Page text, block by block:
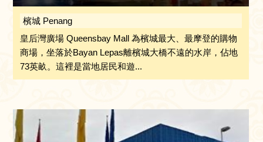
檳城 Penang
皇后灣廣場 Queensbay Mall 為檳城最大、最摩登的購物
商場，坐落於Bayan Lepas離檳城大橋不遠的水岸，佔地
73英畝。這裡是當地居民和遊...